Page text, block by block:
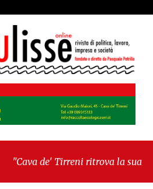
"Cava de' Tirreni ritrova la sua